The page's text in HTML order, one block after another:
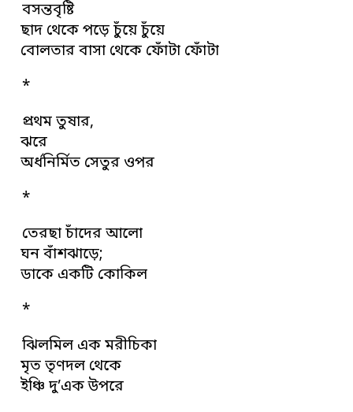
বসন্তবৃষ্টি
ছাদ থেকে পড়ে চুঁয়ে চুঁয়ে
বোলতার বাসা থেকে ফোঁটা ফোঁটা
*
প্রথম তুষার,
ঝরে
অর্ধনির্মিত সেতুর ওপর
*
তেরছা চাঁদের আলো
ঘন বাঁশঝাড়ে;
ডাকে একটি কোকিল
*
ঝিলমিল এক মরীচিকা
মৃত তৃণদল থেকে
ইঞ্চি দু’এক উপরে